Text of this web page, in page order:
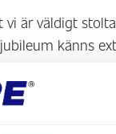
vi är väldigt
känns
över tid
syns den